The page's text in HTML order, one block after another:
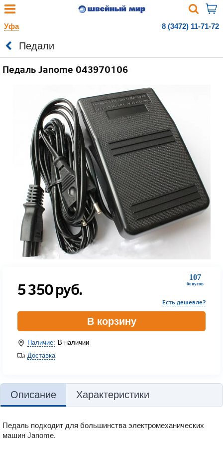
Уфа 8 (3472) 11-71-72
Педали
Педаль Janome 043970106
107
бонусов
5 350руб.
Есть дешевле?
В корзину
Наличие: В наличии
Доставка
Описание Характеристики
Педаль подходит для большинства электромеханических
машин Janome.